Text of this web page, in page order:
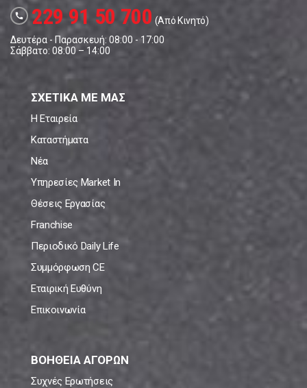
call 229 91 50 700 (Από Κινητό)
Δευτέρα - Παρασκευή: 08:00 - 17:00
Σάββατο: 08:00 – 14:00
ΣΧΕΤΙΚΑ ΜΕ ΜΑΣ
Η Εταιρεία
Καταστήματα
Νέα
Υπηρεσίες Market In
Θέσεις Εργασίας
Franchise
Περιοδικό Daily Life
Συμμόρφωση CE
Εταιρική Ευθύνη
Επικοινωνία
ΒΟΗΘΕΙΑ ΑΓΟΡΩΝ
Συχνές Ερωτήσεις